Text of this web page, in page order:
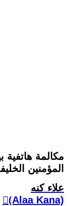
مكالمة
المؤمنين
علاء كنه
(ِAlaa Kana)